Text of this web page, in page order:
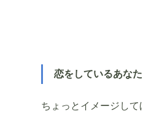
恋をしているあな
ちょっとイメージして